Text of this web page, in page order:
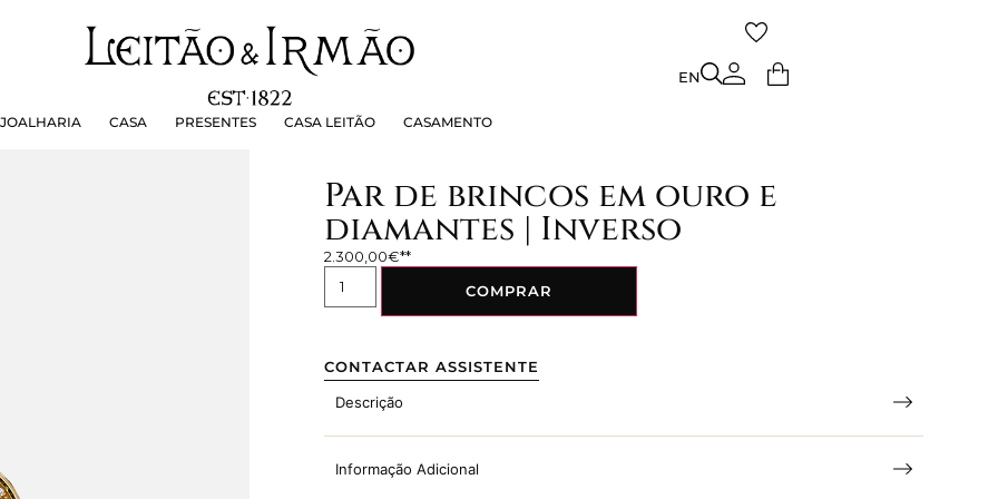
JOALHARIA CASA PRESENTES CASA LEITÃO CASAMENTO
EN
PRESENTES CASA LEITÃO
Par de brincos em ouro e
diamantes | Inverso
2.300,00€
COMPRAR
CONTACTAR ASSISTENTE
Descrição
Informação Adicional